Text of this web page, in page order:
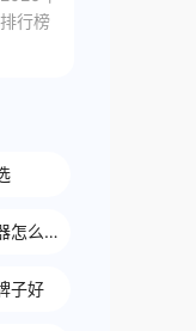
行榜
怎么样
子好